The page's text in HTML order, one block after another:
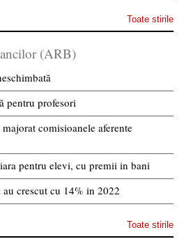
Toate stirile
(ARB)
pentru profesori
comisioanele aferente
pentru elevi, cu premii in bani
crescut cu 14% in 2022
Toate stirile